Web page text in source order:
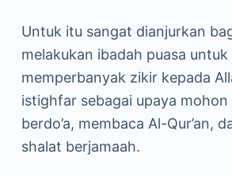
Untuk itu sangat dianjurkan
melakukan ibadah puasa untuk
memperbanyak zikir kepada
istighfar sebagai upaya mohon
berdo’a, membaca Al-Qur’an,
shalat berjamaah.